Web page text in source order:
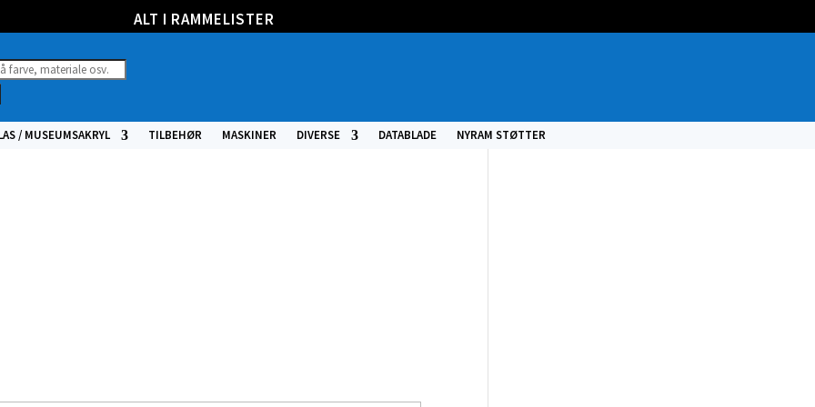
ALT I RAMMELISTER
/ MUSEUMSAKRYL TILBEHØR MASKINER DIVERSE DATABLADE NYRAM STØTTER